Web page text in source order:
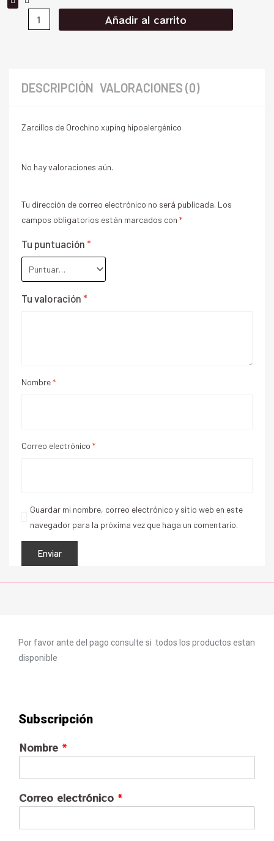
Añadir al carrito
DESCRIPCIÓN VALORACIONES (0)
Zarcillos de Orochino xuping hipoalergénico
No hay valoraciones aún.
Tu dirección de correo electrónico no será publicada. Los
campos obligatorios están marcados con *
Tu puntuación *
Tu valoración *
Nombre*
Correo electrónico *
Guardar mi nombre, correo electrónico y sitio web en este
navegador para la próxima vez que haga un comentario.
Por favor ante del pago consulte si todos los productos estan
disponible
Subscripción
Nombre *
Correo electrónico *